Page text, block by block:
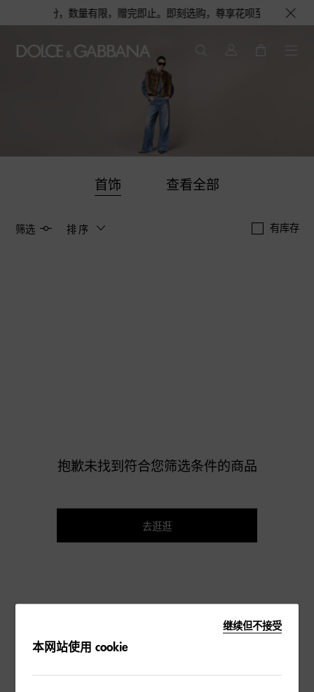
装1份，数量有限，赠完即止。即刻选购，尊享花呗至高12期免息
首饰 查看全部
筛选 排序 有库存
抱歉未找到符合您筛选条件的商品
去逛逛
继续但不接受
本网站使用 cookie